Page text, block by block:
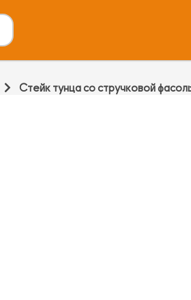
Стейк тунца со стручковой